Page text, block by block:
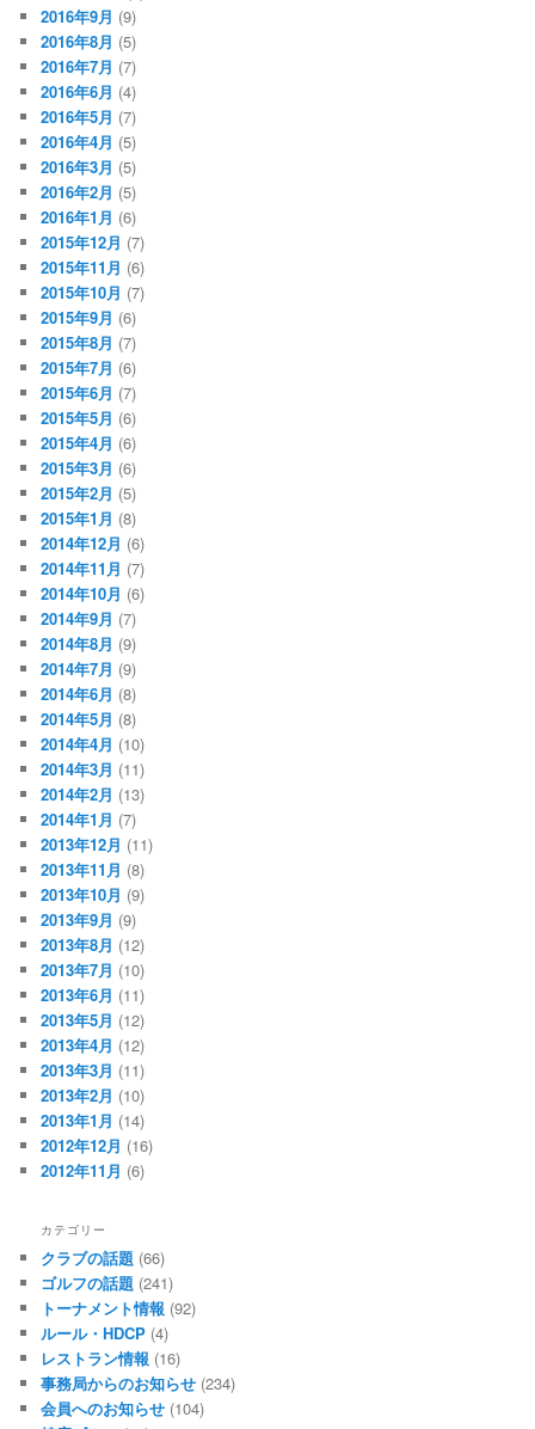
2016年9月 (9)
2016年8月 (5)
2016年7月 (7)
2016年6月 (4)
2016年5月 (7)
2016年4月 (5)
2016年3月 (5)
2016年2月 (5)
2016年1月 (6)
2015年12月 (7)
2015年11月 (6)
2015年10月 (7)
2015年9月 (6)
2015年8月 (7)
2015年7月 (6)
2015年6月 (7)
2015年5月 (6)
2015年4月 (6)
2015年3月 (6)
2015年2月 (5)
2015年1月 (8)
2014年12月 (6)
2014年11月 (7)
2014年10月 (6)
2014年9月 (7)
2014年8月 (9)
2014年7月 (9)
2014年6月 (8)
2014年5月 (8)
2014年4月 (10)
2014年3月 (11)
2014年2月 (13)
2014年1月 (7)
2013年12月 (11)
2013年11月 (8)
2013年10月 (9)
2013年9月 (9)
2013年8月 (12)
2013年7月 (10)
2013年6月 (11)
2013年5月 (12)
2013年4月 (12)
2013年3月 (11)
2013年2月 (10)
2013年1月 (14)
2012年12月 (16)
2012年11月 (6)
カテゴリー
クラブの話題 (66)
ゴルフの話題 (241)
トーナメント情報 (92)
ルール・HDCP (4)
レストラン情報 (16)
事務局からのお知らせ (234)
会員へのお知らせ (104)